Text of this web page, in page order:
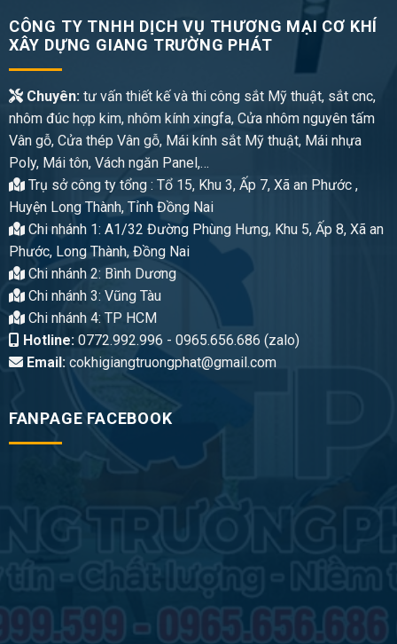
CÔNG TY TNHH DỊCH VỤ THƯƠNG MẠI CƠ KHÍ
XÂY DỰNG GIANG TRƯỜNG PHÁT
Chuyên:tư vấn thiết kế và thi công sắt Mỹ thuật, sắt cnc,
nhôm đúc hợp kim, nhôm kính xingfa, Cửa nhôm nguyên tấm
Vân gỗ, Cửa thép Vân gỗ, Mái kính sắt Mỹ thuật, Mái nhựa
Poly, Mái tôn, Vách ngăn Panel,…
Trụ sở công ty tổng : Tổ 15, Khu 3, Ấp 7, Xã an Phước ,
Huyện Long Thành, Tỉnh Đồng Nai
Chi nhánh 1: A1/32 Đường Phùng Hưng, Khu 5, Ấp 8, Xã an
Phước, Long Thành, Đồng Nai
Chi nhánh 2: Bình Dương
Chi nhánh 3: Vũng Tàu
Chi nhánh 4: TP HCM
Hotline:0772.992.996 - 0965.656.686 (zalo)
Email:cokhigiangtruongphat@gmail.com
FANPAGE FACEBOOK